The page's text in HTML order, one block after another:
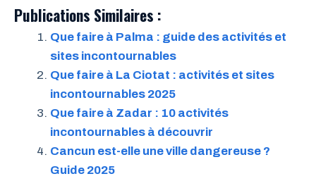
Publications Similaires :
Que faire à Palma : guide des activités et
sites incontournables
Que faire à La Ciotat : activités et sites
incontournables 2025
Que faire à Zadar : 10 activités
incontournables à découvrir
Cancun est-elle une ville dangereuse ?
Guide 2025